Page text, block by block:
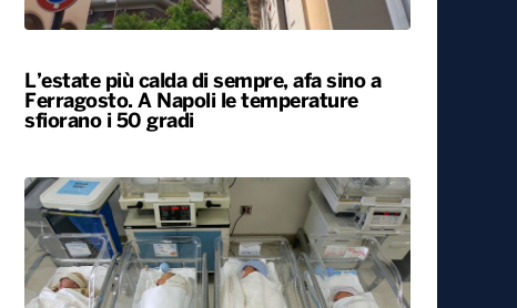
L’estate più calda di sempre, afa sino a
Ferragosto. A Napoli le temperature
sfiorano i 50 gradi